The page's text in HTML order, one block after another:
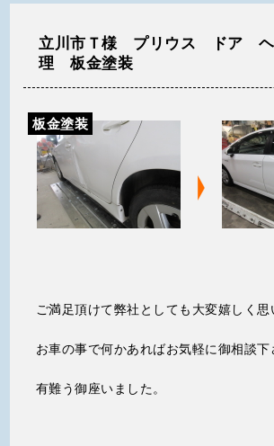
立川市Ｔ様 プリウス ドア ヘ
理 板金塗装
板金塗装
ご満足頂けて弊社としても大変嬉しく思
お車の事で何かあればお気軽に御相談下
有難う御座いました。